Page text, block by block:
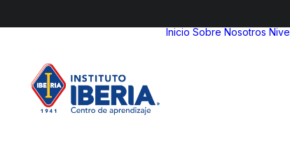
Inicio Sobre Nosotros